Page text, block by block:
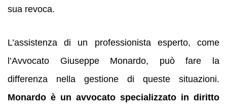
sua revoca.
L’assistenza di un professionista esperto, come
l’Avvocato Giuseppe Monardo, può fare la
differenza nella gestione di queste situazioni.
Monardo è un avvocato specializzato in diritto